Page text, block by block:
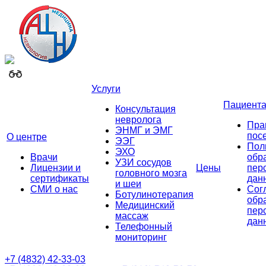
О центре
Врачи
Лицензии и
сертификаты
СМИ о нас
Услуги
Консультация
невролога
ЭНМГ и ЭМГ
ЭЭГ
ЭХО
УЗИ сосудов
головного мозга
и шеи
Ботулинотерапия
Медицинский
массаж
Телефонный
мониторинг
Цены
+7 (4832) 42-33-03